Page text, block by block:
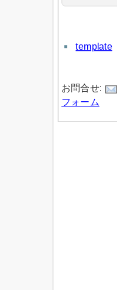
template
お問合せ:
フォーム